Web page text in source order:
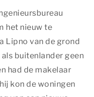
het nieuw te
Lipno van de grond
buitenlander geen
had de makelaar
kon de woningen